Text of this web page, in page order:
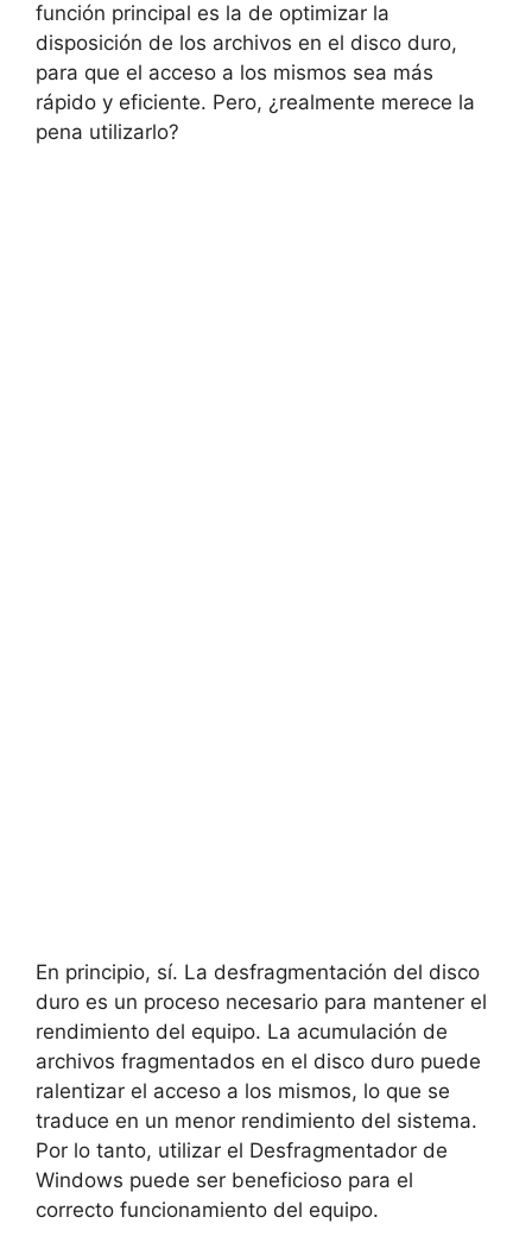
función principal es la de optimizar la
disposición de los archivos en el disco duro,
para que el acceso a los mismos sea más
rápido y eficiente. Pero, ¿realmente merece la
pena utilizarlo?
En principio, sí. La desfragmentación del disco
duro es un proceso necesario para mantener el
rendimiento del equipo. La acumulación de
archivos fragmentados en el disco duro puede
ralentizar el acceso a los mismos, lo que se
traduce en un menor rendimiento del sistema.
Por lo tanto, utilizar el Desfragmentador de
Windows puede ser beneficioso para el
correcto funcionamiento del equipo.